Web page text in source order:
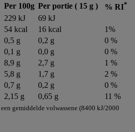
Per 100g Per portie ( 15 g ) % RI*
gemiddelde volwassene (8400 kJ/2000
229 kJ
69 kJ
54 kcal
16 kcal
1%
0,5 g 0,2 g
0 %
0,1 g 0,0 g
0 %
8,9 g 2,7 g
1 %
5,8 g 1,7 g
2 %
0,7 g 0,2 g
0 %
2,15 g 0,65 g 11 %